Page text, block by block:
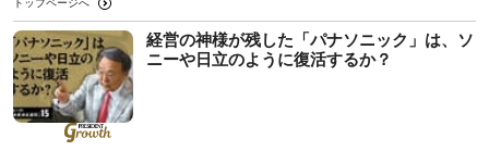
経営の神様が残した「パナソニック」は、ソ
ニーや日立のように復活するか？